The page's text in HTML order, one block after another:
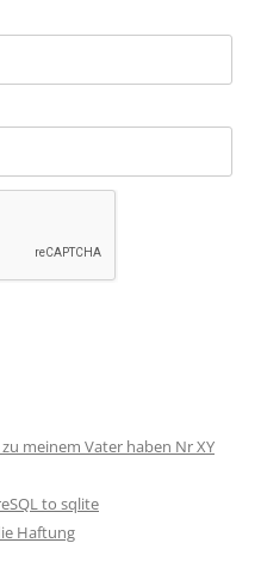
meinem Vater haben Nr XY
to sqlite
Haftung